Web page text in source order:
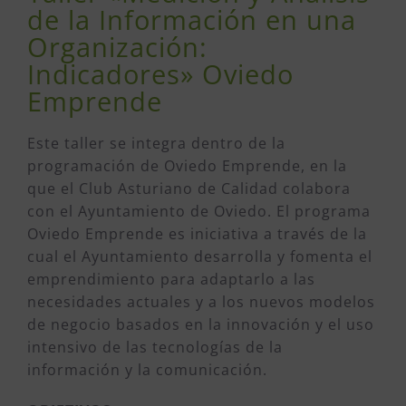
de la Información en una
Organización:
Indicadores» Oviedo
Emprende
Este taller se integra dentro de la
programación de Oviedo Emprende, en la
que el Club Asturiano de Calidad colabora
con el Ayuntamiento de Oviedo. El programa
Oviedo Emprende es iniciativa a través de la
cual el Ayuntamiento desarrolla y fomenta el
emprendimiento para adaptarlo a las
necesidades actuales y a los nuevos modelos
de negocio basados en la innovación y el uso
intensivo de las tecnologías de la
información y la comunicación.